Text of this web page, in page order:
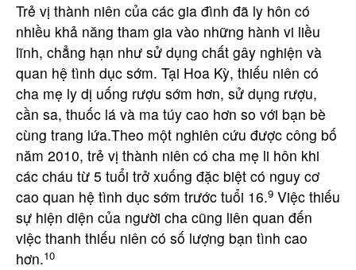
Trẻ vị thành niên của các gia đình đã ly hôn có
nhiều khả năng tham gia vào những hành vi liều
lĩnh, chẳng hạn như sử dụng chất gây nghiện và
quan hệ tình dục sớm. Tại Hoa Kỳ, thiếu niên có
cha mẹ ly dị uống rượu sớm hơn, sử dụng rượu,
cần sa, thuốc lá và ma túy cao hơn so với bạn bè
cùng trang lứa.Theo một nghiên cứu được công bố
năm 2010, trẻ vị thành niên có cha mẹ li hôn khi
các cháu từ 5 tuổi trở xuống đặc biệt có nguy cơ
cao quan hệ tình dục sớm trước tuổi 16.9 Việc thiếu
sự hiện diện của người cha cũng liên quan đến
việc thanh thiếu niên có số lượng bạn tình cao
hơn.10